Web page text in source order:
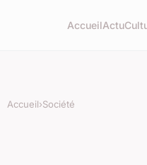
AccueilActu
Accueil›Société